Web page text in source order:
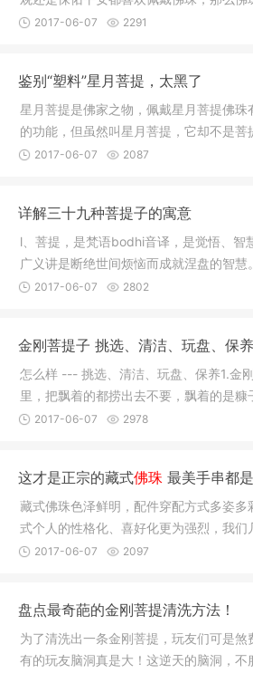
历？佛珠都
2017-06-07 2291
鉴别“塑料”星月菩提，太黑了
星月菩提是佛家之物，佩戴星月菩提佛珠
的功能，但虽然叫星月菩提，它却不是菩
物的种子
2017-06-07 2087
详解三十九种菩提子的寓意
l、菩提，是梵语bodhi音译，是觉悟、智
广义讲是断绝世间烦恼而成就涅盘的智慧
提树悉
2017-06-07 2802
金刚菩提子 挑选、清洁、玩盘、保养
怎么样 --- 挑选、清洁、玩盘、保养1.金
里，把飘着的都捞出去不要，飘着的是糠
好。挑相近
2017-06-07 2978
这才是正宗的藏式佛珠 最美手串都
藏式佛珠色泽鲜明，配件穿配方式多姿多
式个人的性格化、喜好化更为强烈，我们
的西藏老
2017-06-07 2097
盘点最奇葩的金刚菩提清洗方法！
为了清洗出一条金刚菩提，玩友们可是煞
有的玩友脑洞真是大！这逆天的脑洞，不